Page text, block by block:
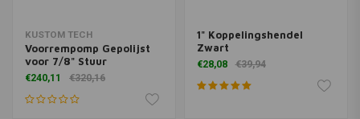
KUSTOM TECH
Voorrempomp Gepolijst
voor 7/8" Stuur
€240,11 €320,16
1" Koppelingshendel
Zwart
€28,08 €39,94